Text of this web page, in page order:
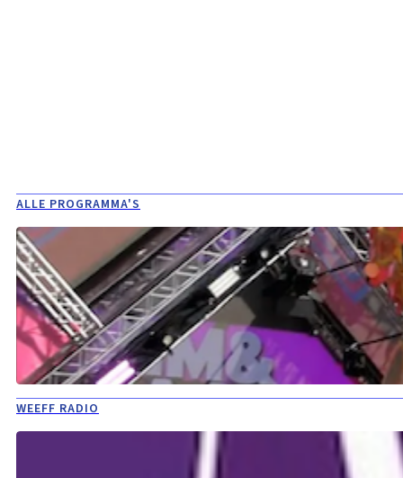
ALLE PROGRAMMA'S
WEEFF RADIO